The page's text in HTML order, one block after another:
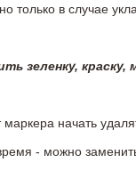
только в случае
зеленку,
маркера начать
- можно